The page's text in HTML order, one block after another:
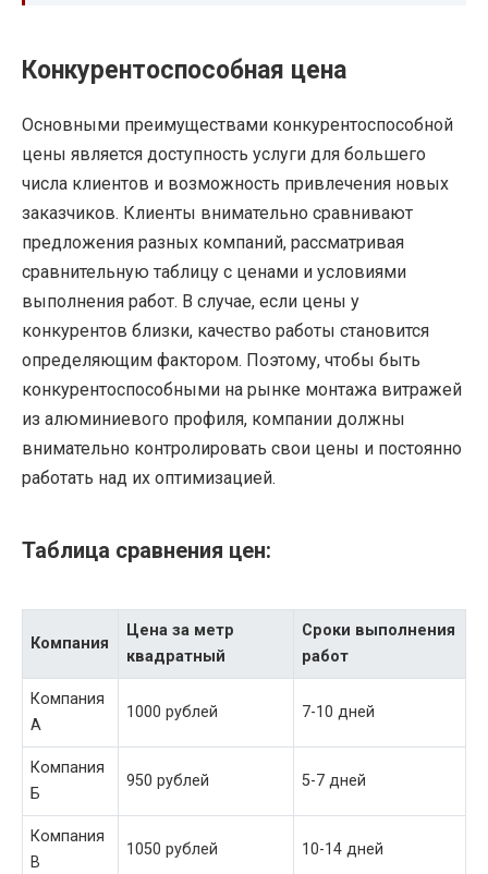
Конкурентоспособная цена
Основными преимуществами конкурентоспособной
цены является доступность услуги для большего
числа клиентов и возможность привлечения новых
заказчиков. Клиенты внимательно сравнивают
предложения разных компаний, рассматривая
сравнительную таблицу с ценами и условиями
выполнения работ. В случае, если цены у
конкурентов близки, качество работы становится
определяющим фактором. Поэтому, чтобы быть
конкурентоспособными на рынке монтажа витражей
из алюминиевого профиля, компании должны
внимательно контролировать свои цены и постоянно
работать над их оптимизацией.
Таблица сравнения цен:
Компания
Цена за метр
квадратный
Сроки выполнения
работ
Компания
А
1000 рублей 7-10 дней
Компания
Б
950 рублей 5-7 дней
Компания
В
1050 рублей 10-14 дней